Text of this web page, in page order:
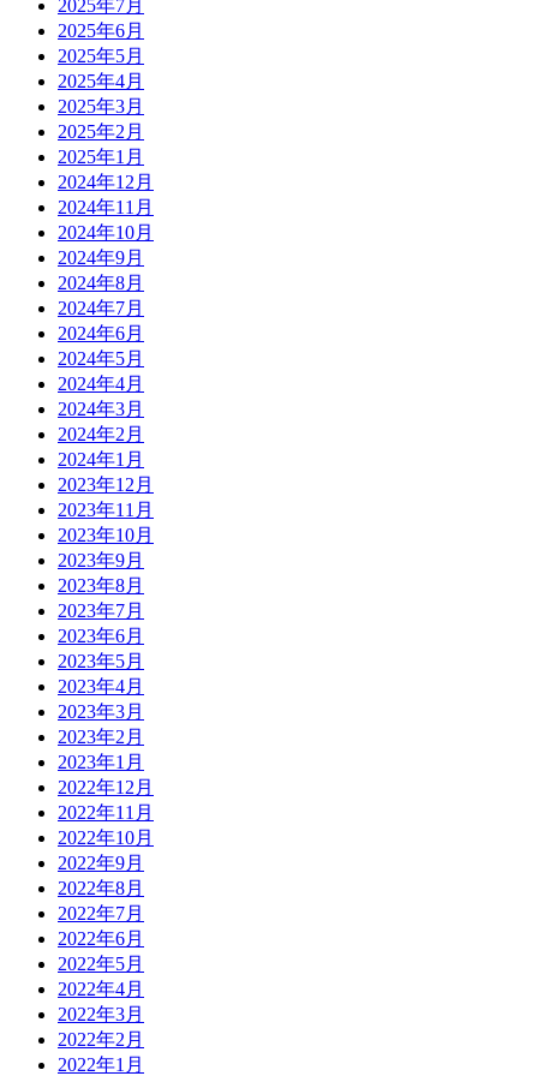
2025年7月
2025年6月
2025年5月
2025年4月
2025年3月
2025年2月
2025年1月
2024年12月
2024年11月
2024年10月
2024年9月
2024年8月
2024年7月
2024年6月
2024年5月
2024年4月
2024年3月
2024年2月
2024年1月
2023年12月
2023年11月
2023年10月
2023年9月
2023年8月
2023年7月
2023年6月
2023年5月
2023年4月
2023年3月
2023年2月
2023年1月
2022年12月
2022年11月
2022年10月
2022年9月
2022年8月
2022年7月
2022年6月
2022年5月
2022年4月
2022年3月
2022年2月
2022年1月